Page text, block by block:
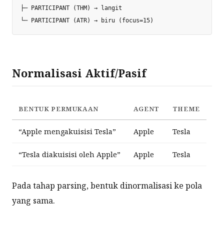
├─ PARTICIPANT (THM) → langit
Normalisasi Aktif/Pasif
BENTUK PERMUKAAN AGENT THEME
“Apple mengakuisisi Tesla” Apple Tesla
“Tesla diakuisisi oleh Apple” Apple Tesla
Pada tahap parsing, bentuk dinormalisasi ke pola
yang sama.